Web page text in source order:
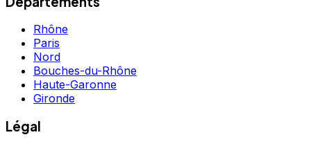
Rhône
Paris
Nord
Bouches-du-Rhône
Haute-Garonne
Gironde
Légal